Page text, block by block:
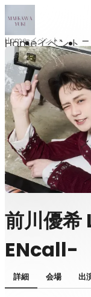
Homeイベント
Home イベント
前川優希
ENcall-
詳細 会場 出